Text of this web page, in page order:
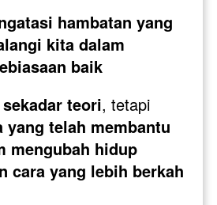
hambatan yang
kita dalam
baik
teori
yang telah membantu
mengubah hidup
cara yang lebih berkah